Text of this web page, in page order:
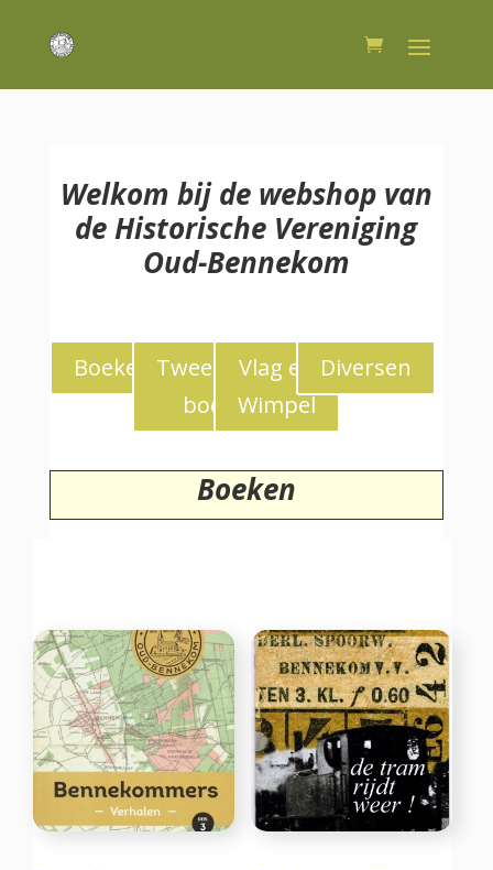
Welkom bij de webshop van
de Historische Vereniging
Oud-Bennekom
Boeken
Tweedekans
boeken
Vlag en
Wimpel
Diversen
Boeken